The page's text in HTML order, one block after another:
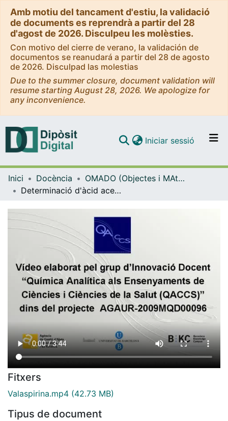
Amb motiu del tancament d'estiu, la validació
de documents es reprendrà a partir del 28
d'agost de 2026. Disculpeu les molèsties.
Con motivo del cierre de verano, la validación de
documentos se reanudará a partir del 28 de agosto
de 2026. Disculpad las molestias
Due to the summer closure, document validation will
resume starting August 28, 2026. We apologize for
any inconvenience.
Navega per tot el DD
Contacte
Iniciar sessió (current)
Inici Docència
OMADO (Objectes i MAterials DOcents)
Determinació d'àcid acetilsalicílic en un producte farmacèutic
Fitxers
Valaspirina.mp4 (42.73 MB)
Tipus de document